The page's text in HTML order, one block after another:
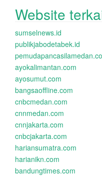
Website
sumselnews.id
publikjabodetabek.id
ayokalimantan.com
ayosumut.com
bangsaoffline.com
cnbcmedan.com
cnnmedan.com
cnnjakarta.com
cnbcjakarta.com
hariansumatra.com
harianikn.com
bandungtimes.com